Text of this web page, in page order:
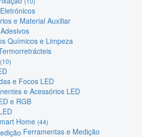
e Material Auxiliar
Químicos e Limpeza
(10)
e Focos LED
e Acessórios LED
e RGB
Home (44)
Ferramentas e Medição